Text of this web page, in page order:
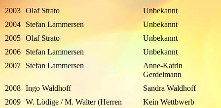
2003 Olaf Strato
Unbekannt
2004
Stefan Lammersen
Unbekannt
2005 Olaf Strato
Unbekannt
2006
Stefan Lammersen
Unbekannt
2007
Stefan Lammersen
Anne-Katrin
Gerdelmann
2008 Ingo Waldhoff
Sandra Waldhoff
2009 W. Lödige / M. Walter (Herren
Kein Wettbwerb